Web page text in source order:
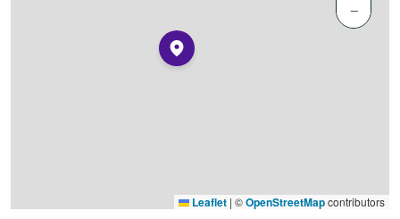
−
Leaflet | ©OpenStreetMapcontributors